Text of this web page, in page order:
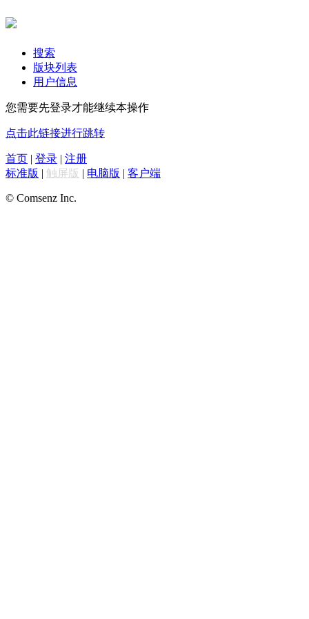
搜索
版块列表
用户信息
您需要先登录才能继续本操作
点击此链接进行跳转
首页 | 登录 | 注册
标准版 | 触屏版 | 电脑版 | 客户端
© Comsenz Inc.